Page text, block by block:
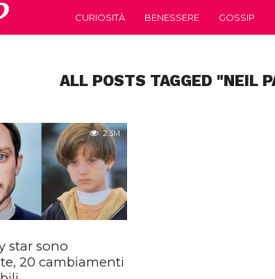
CURIOSITÀ BENESSERE GOSSIP
ALL POSTS TAGGED "NEIL
2.3M
star sono
20 cambiamenti